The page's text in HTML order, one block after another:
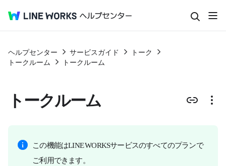
ヘルプセンター サービスガイド
トーク
トークルーム
トークルーム
トークルーム
この機能はLINE WORKSサービスのすべてのプランで
ご利用できます。